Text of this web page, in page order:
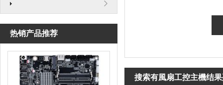
热销产品推荐
搜索有風扇工控主機结